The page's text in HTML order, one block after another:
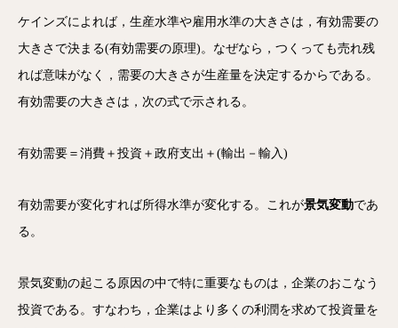
ケインズによれば，生産水準や雇用水準の大きさは，有効需要の
大きさで決まる(有効需要の原理)。なぜなら，つくっても売れ残
れば意味がなく，需要の大きさが生産量を決定するからである。
有効需要の大きさは，次の式で示される。
有効需要＝消費＋投資＋政府支出＋(輸出－輸入)
有効需要が変化すれば所得水準が変化する。これが景気変動であ
る。
景気変動の起こる原因の中で特に重要なものは，企業のおこなう
投資である。すなわち，企業はより多くの利潤を求めて投資量を